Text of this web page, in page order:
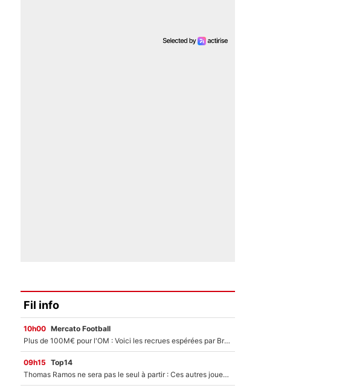
Fil info
10h00 Mercato Football
Plus de 100M€ pour l'OM : Voici les recrues espérées par Bruno Genesio et Grégory Lorenzi après l’opération dégraissage
09h15 Top14
Thomas Ramos ne sera pas le seul à partir : Ces autres joueurs du XV de France pourraient aussi quitter le Stade Toulousain, un club de Top 14 est déjà sur les rangs